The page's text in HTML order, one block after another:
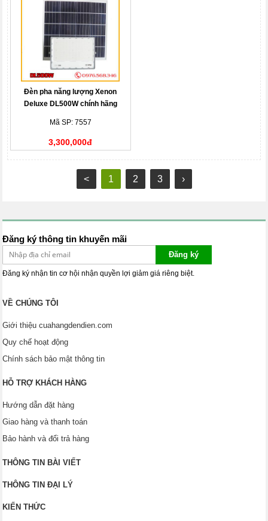
Đèn pha năng lượng Xenon
Deluxe DL500W chính hãng
Mã SP: 7557
3,300,000đ
< 1 2 3 ›
Đăng ký thông tin khuyến mãi
Đăng ký
Đăng ký nhận tin cơ hội nhận quyền lợi giảm giá riêng biệt.
VỀ CHÚNG TÔI
Giới thiệu cuahangdendien.com
Quy chế hoạt động
Chính sách bảo mật thông tin
HỖ TRỢ KHÁCH HÀNG
Hướng dẫn đặt hàng
Giao hàng và thanh toán
Bảo hành và đổi trả hàng
THÔNG TIN BÀI VIẾT
THÔNG TIN ĐẠI LÝ
KIẾN THỨC